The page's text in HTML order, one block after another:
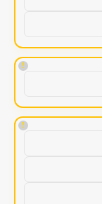
!
!